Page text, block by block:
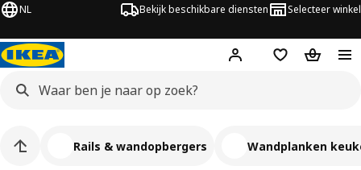
NL Bekijk beschikbare diensten Selecteer winkel
Hej! Log inVerlanglijstje
Rails & wandopbergers Wandplanken